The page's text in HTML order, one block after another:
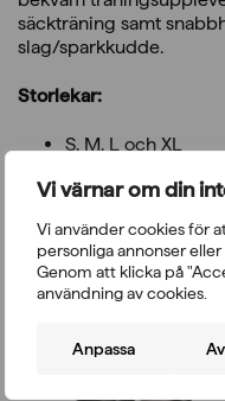
Vi värnar om din
Vi använder cookies för
personliga annonser
Genom att klicka på
användning av cookies.
Anpassa
säckträning samt
slag/sparkkudde.
Storlekar:
S, M, L och XL
Du kanske